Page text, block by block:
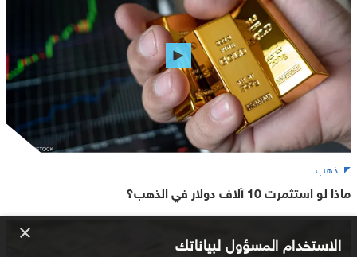
ذهب
ماذا لو استثمرت 10 آلاف دولار في الذهب؟
× الاستخدام المسؤول لبياناتك